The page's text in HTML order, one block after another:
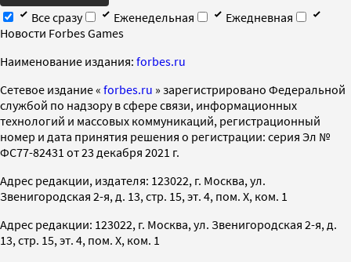
Все сразу
Еженедельная
Ежедневная
Новости Forbes Games
Наименование издания: forbes.ru
Cетевое издание « forbes.ru » зарегистрировано Федеральной
службой по надзору в сфере связи, информационных
технологий и массовых коммуникаций, регистрационный
номер и дата принятия решения о регистрации: серия Эл №
ФС77-82431 от 23 декабря 2021 г.
Адрес редакции, издателя: 123022, г. Москва, ул.
Звенигородская 2-я, д. 13, стр. 15, эт. 4, пом. X, ком. 1
Адрес редакции: 123022, г. Москва, ул. Звенигородская 2-я, д.
13, стр. 15, эт. 4, пом. X, ком. 1